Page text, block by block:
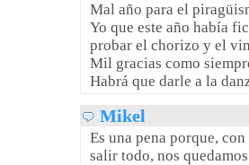
Mal año para el
Yo que este año había
probar el chorizo y el
Mil gracias como
Habrá que darle a la
Mikel
Es una pena porque,
salir todo, nos